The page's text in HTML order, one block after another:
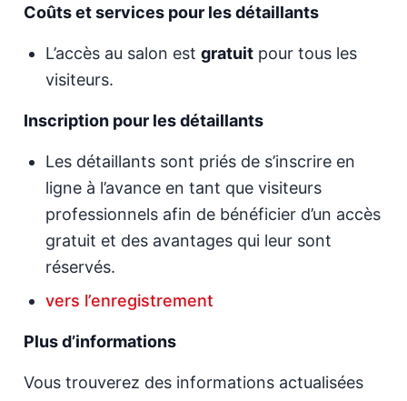
Coûts et services pour les détaillants
L’accès au salon est gratuit pour tous les
visiteurs.
Inscription pour les détaillants
Les détaillants sont priés de s’inscrire en
ligne à l’avance en tant que visiteurs
professionnels afin de bénéficier d’un accès
gratuit et des avantages qui leur sont
réservés.
vers l’enregistrement
Plus d’informations
Vous trouverez des informations actualisées